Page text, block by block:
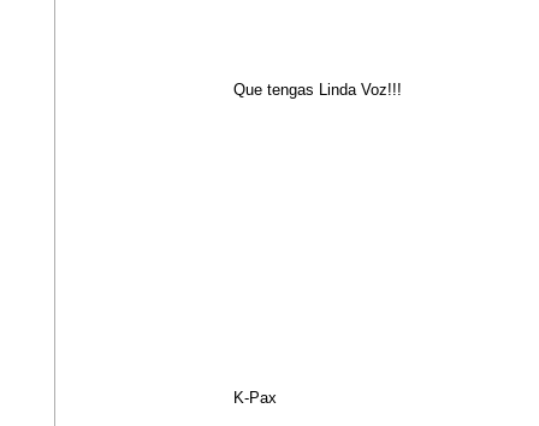
Que tengas Linda Voz!!!
K-Pax